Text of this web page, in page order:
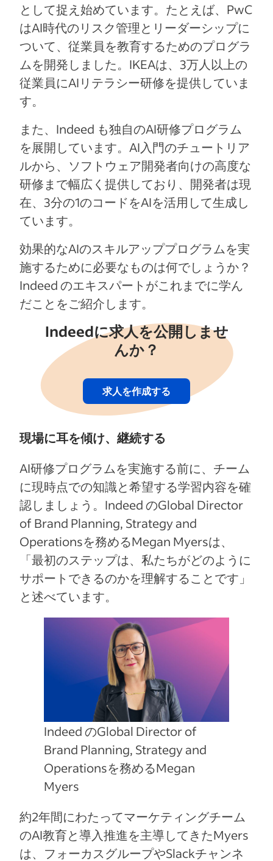
として捉え始めています。たとえば、PwC
はAI時代のリスク管理とリーダーシップに
ついて、従業員を教育するためのプログラ
ムを開発しました。IKEAは、3万人以上の
従業員にAIリテラシー研修を提供していま
す。
また、Indeed も独自のAI研修プログラム
を展開しています。AI入門のチュートリア
ルから、ソフトウェア開発者向けの高度な
研修まで幅広く提供しており、開発者は現
在、3分の1のコードをAIを活用して生成し
ています。
効果的なAIのスキルアッププログラムを実
施するために必要なものは何でしょうか？
Indeed のエキスパートがこれまでに学ん
だことをご紹介します。
Indeedに求人を公開しませ
んか？
求人を作成する
現場に耳を傾け、継続する
AI研修プログラムを実施する前に、チーム
に現時点での知識と希望する学習内容を確
認しましょう。Indeed のGlobal Director
of Brand Planning, Strategy and
Operationsを務めるMegan Myersは、
「最初のステップは、私たちがどのように
サポートできるのかを理解することです」
と述べています。
Indeed のGlobal Director of
Brand Planning, Strategy and
Operationsを務めるMegan
Myers
約2年間にわたってマーケティングチーム
のAI教育と導入推進を主導してきたMyers
は、フォーカスグループやSlackチャンネ